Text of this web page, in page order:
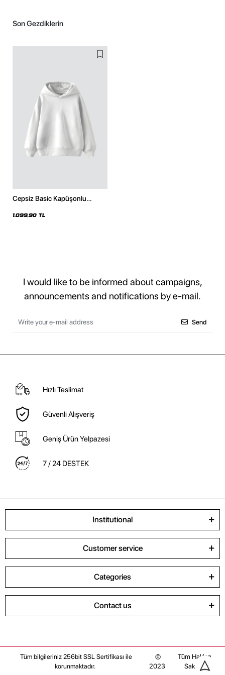
Son Gezdiklerin
Cepsiz Basic Kapüşonlu
1.099,90 TL
I would like to be informed about campaigns,
announcements and notifications by e-mail.
Send
Hızlı Teslimat
Güvenli Alışveriş
Geniş Ürün Yelpazesi
7 / 24 DESTEK
Institutional
Customer service
Categories
Contact us
Tüm bilgileriniz 256bit SSL Sertifikası ile
korunmaktadır.
©
2023
Tüm Hakları
Saklıdır